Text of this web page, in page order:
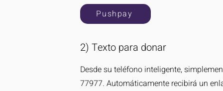
Pushpay
2) Texto para donar
Desde su teléfono inteligente,
77977. Automáticamente recibirá un